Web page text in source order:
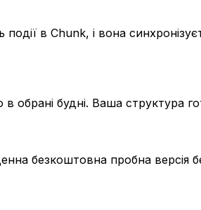
події в Chunk, і вона
обрані будні. Ваша структура
безкоштовна пробна версія